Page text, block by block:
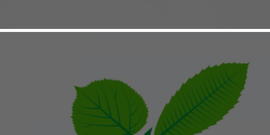
rural de Asturias"